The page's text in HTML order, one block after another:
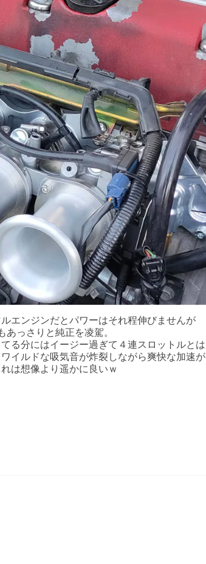
エンジンだとパワーはそれ程伸びませんが
あっさりと純正を凌駕。
る分にはイージー過ぎて４連スロットルとは
イルドな吸気音が炸裂しながら爽快な加速が
は想像より遥かに良いｗ